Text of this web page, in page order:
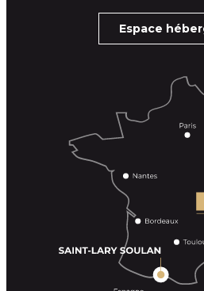
Espace